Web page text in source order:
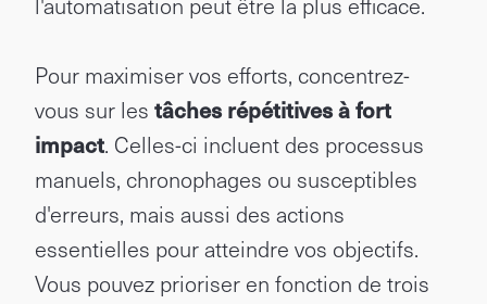
Pour maximiser vos efforts, concentrez-
vous sur les tâches répétitives à fort
impact. Celles-ci incluent des processus
manuels, chronophages ou susceptibles
d'erreurs, mais aussi des actions
essentielles pour atteindre vos objectifs.
Vous pouvez prioriser en fonction de trois